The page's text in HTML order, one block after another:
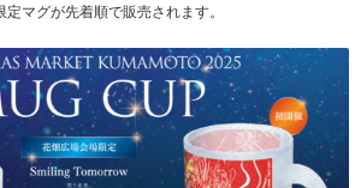
マグが先着順で販売されます。